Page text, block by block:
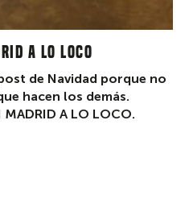
A LO LOCO
de Navidad porque no
hacen los demás.
A LO LOCO.